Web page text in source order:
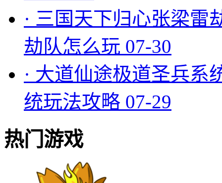
· 三国天下归心张梁雷
劫队怎么玩 07-30
· 大道仙途极道圣兵系
统玩法攻略 07-29
热门游戏